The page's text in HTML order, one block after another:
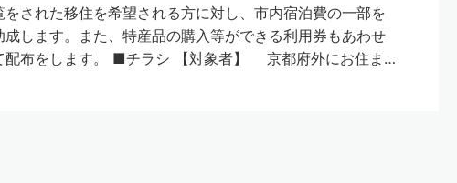
をされた移住を希望される方に対し、市内宿泊費の一部を
成します。また、特産品の購入等ができる利用券もあわせ
配布をします。 ■チラシ 【対象者】 京都府外にお住ま…